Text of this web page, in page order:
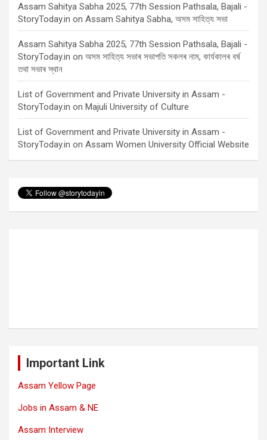
Assam Sahitya Sabha 2025, 77th Session Pathsala, Bajali -
StoryToday.in on Assam Sahitya Sabha, অসম সাহিত্য সভা
Assam Sahitya Sabha 2025, 77th Session Pathsala, Bajali -
StoryToday.in on অসম সাহিত্য সভাৰ সভাপতি সকলৰ নাম, কাৰ্যকালৰ বৰ্ষ
তথা সভাৰ স্থান
List of Government and Private University in Assam -
StoryToday.in on Majuli University of Culture
List of Government and Private University in Assam -
StoryToday.in on Assam Women University Official Website
Important Link
Assam Yellow Page
Jobs in Assam & NE
Assam Interview